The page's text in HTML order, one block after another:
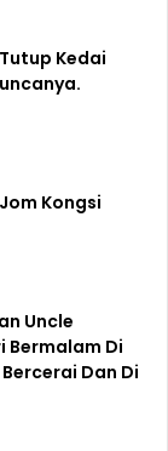
Kedai
Kongsi
Uncle
Bermalam Di
Dan Di